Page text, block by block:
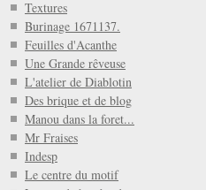
Textures
Burinage 1671137.
Feuilles d'Acanthe
Une Grande rêveuse
L'atelier de Diablotin
Des brique et de blog
Manou dans la foret...
Mr Fraises
Indesp
Le centre du motif